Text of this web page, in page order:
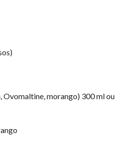
morango) 300 ml ou